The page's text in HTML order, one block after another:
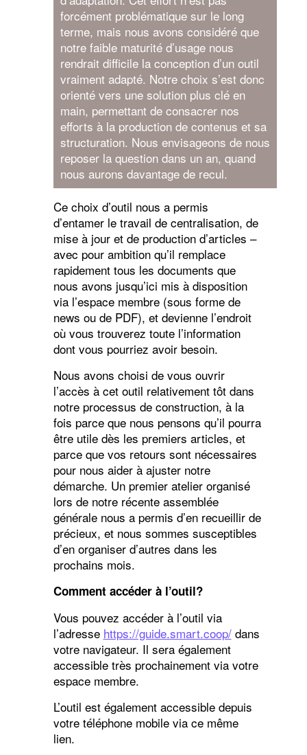
forcément problématique sur le long
terme, mais nous avons considéré que
notre faible maturité d’usage nous
rendrait difficile la conception d’un outil
vraiment adapté. Notre choix s’est donc
orienté vers une solution plus clé en
main, permettant de consacrer nos
efforts à la production de contenus et sa
structuration. Nous envisageons de nous
reposer la question dans un an, quand
nous aurons davantage de recul.
Ce choix d’outil nous a permis
d’entamer le travail de centralisation, de
mise à jour et de production d’articles –
avec pour ambition qu’il remplace
rapidement tous les documents que
nous avons jusqu’ici mis à disposition
via l’espace membre (sous forme de
news ou de PDF), et devienne l’endroit
où vous trouverez toute l’information
dont vous pourriez avoir besoin.
Nous avons choisi de vous ouvrir
l’accès à cet outil relativement tôt dans
notre processus de construction, à la
fois parce que nous pensons qu’il pourra
être utile dès les premiers articles, et
parce que vos retours sont nécessaires
pour nous aider à ajuster notre
démarche. Un premier atelier organisé
lors de notre récente assemblée
générale nous a permis d’en recueillir de
précieux, et nous sommes susceptibles
d’en organiser d’autres dans les
prochains mois.
Comment accéder à l’outil?
Vous pouvez accéder à l’outil via
l’adresse https://guide.smart.coop/dans
votre navigateur. Il sera également
accessible très prochainement via votre
espace membre.
L’outil est également accessible depuis
votre téléphone mobile via ce même
lien.